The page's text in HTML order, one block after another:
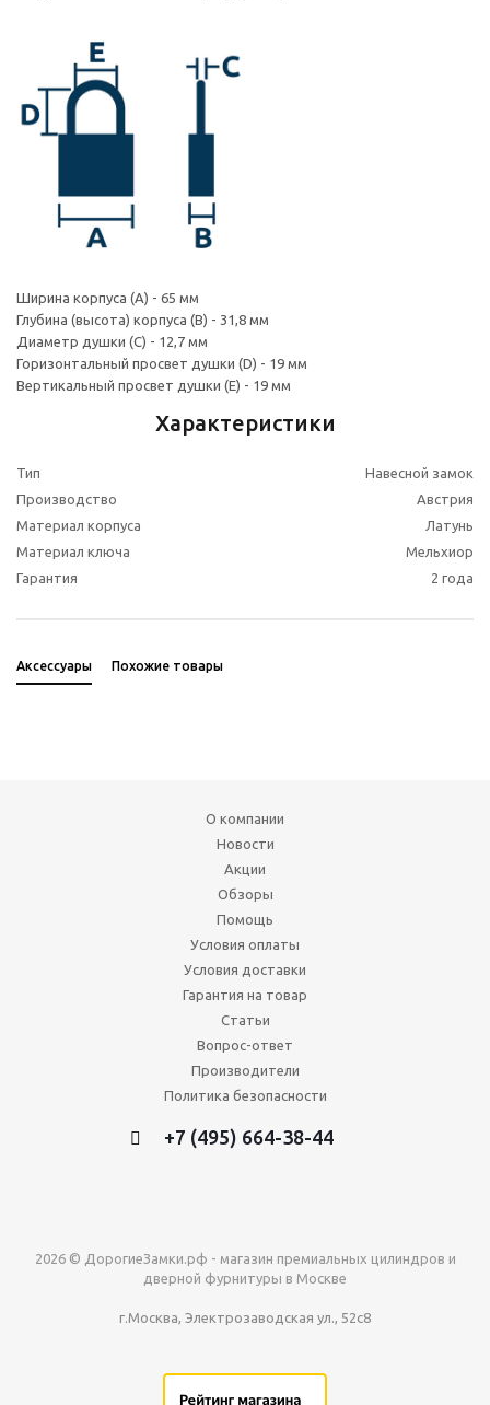
Ширина корпуса (A) - 65 мм
Глубина (высота) корпуса (B) - 31,8 мм
Диаметр душки (C) - 12,7 мм
Горизонтальный просвет душки (D) - 19 мм
Вертикальный просвет душки (E) - 19 мм
Характеристики
Тип
Навесной замок
Производство
Австрия
Материал корпуса
Латунь
Материал ключа
Мельхиор
Гарантия
2 года
Аксессуары Похожие товары
О компании
Новости
Акции
Обзоры
Помощь
Условия оплаты
Условия доставки
Гарантия на товар
Статьи
Вопрос-ответ
Производители
Политика безопасности
+7 (495) 664-38-44
2026 © ДорогиеЗамки.рф - магазин премиальных цилиндров и
дверной фурнитуры в Москве
г.Москва, Электрозаводская ул., 52с8